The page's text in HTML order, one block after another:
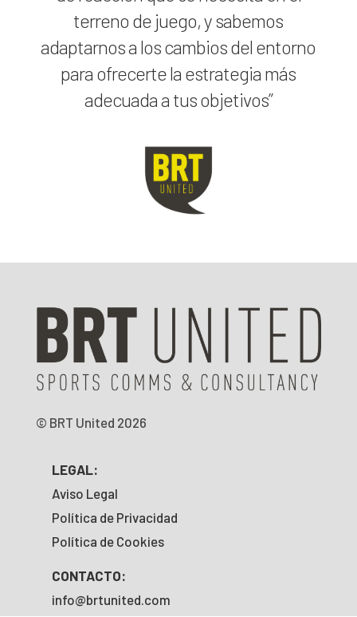
terreno de juego, y sabemos
adaptarnos a los cambios del entorno
para ofrecerte la estrategia más
adecuada a tus objetivos”
© BRT United 2026
LEGAL:
Aviso Legal
Política de Privacidad
Política de Cookies
CONTACTO:
info@brtunited.com